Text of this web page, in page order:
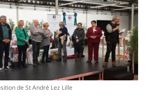
de St André Lez Lille